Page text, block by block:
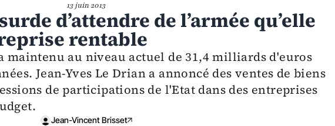
13 juin 2013
d’attendre de l’armée qu’elle
rentable
maintenu au niveau actuel de 31,4 milliards d'euros
Jean-Yves Le Drian a annoncé des ventes de biens
de participations de l'Etat dans des entreprises
Jean-Vincent Brisset